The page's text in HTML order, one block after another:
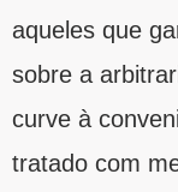
aqueles que
sobre a
curve à
tratado com